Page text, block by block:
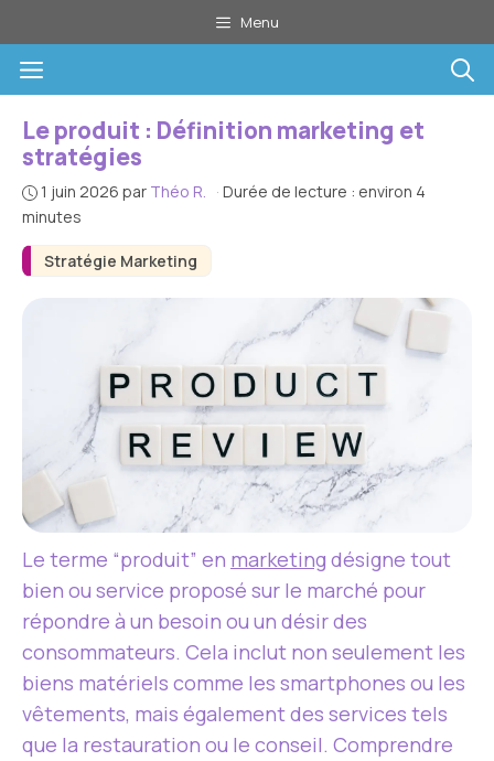
au
contenu
Menu
Menu
Stratégie Marketing
Le produit : Définition marketing et
stratégies
1 juin 2026 par Théo R. · Durée de lecture : environ 4
minutes
Le terme “produit” en marketingdésigne tout
bien ou service proposé sur le marché pour
répondre à un besoin ou un désir des
consommateurs. Cela inclut non seulement les
biens matériels comme les smartphones ou les
vêtements, mais également des services tels
que la restauration ou le conseil. Comprendre